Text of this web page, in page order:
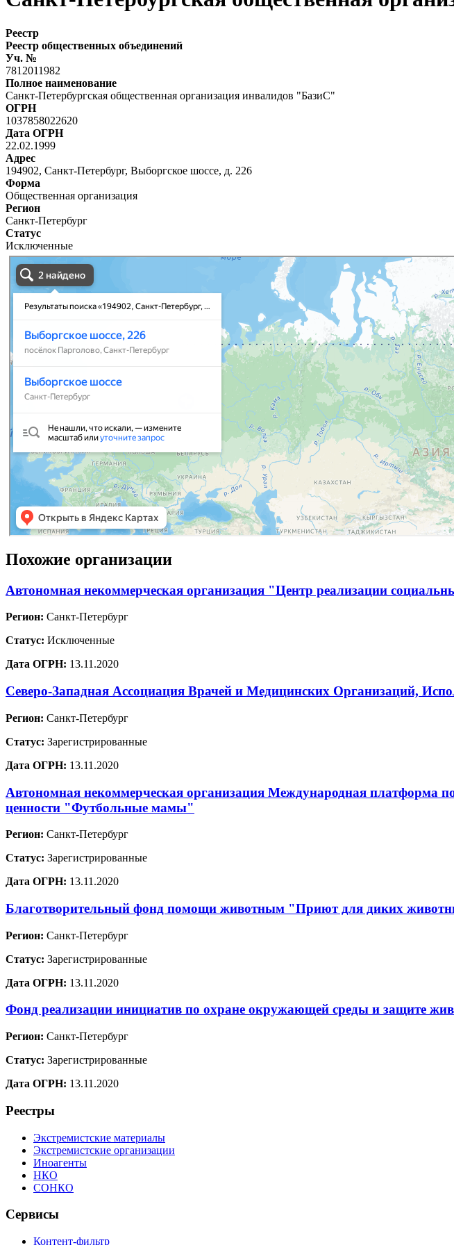
Реестр
Реестр общественных объединений
Уч. №
7812011982
Полное наименование
Санкт-Петербургская общественная организация инвалидов "БазиС"
ОГРН
1037858022620
Дата ОГРН
22.02.1999
Адрес
194902, Санкт-Петербург, Выборгское шоссе, д. 226
Форма
Общественная организация
Регион
Санкт-Петербург
Статус
Исключенные
Похожие организации
Автономная некоммерческая организация "Центр реализации
Регион: Санкт-Петербург
Статус: Исключенные
Дата ОГРН: 13.11.2020
Северо-Западная Ассоциация Врачей и Медицинских Организаций,
Регион: Санкт-Петербург
Статус: Зарегистрированные
Дата ОГРН: 13.11.2020
Автономная некоммерческая организация Международная платформа
ценности "Футбольные мамы"
Регион: Санкт-Петербург
Статус: Зарегистрированные
Дата ОГРН: 13.11.2020
Благотворительный фонд помощи животным "Приют для диких
Регион: Санкт-Петербург
Статус: Зарегистрированные
Дата ОГРН: 13.11.2020
Фонд реализации инициатив по охране окружающей среды и защите
Регион: Санкт-Петербург
Статус: Зарегистрированные
Дата ОГРН: 13.11.2020
Реестры
Экстремистские материалы
Экстремистские организации
Иноагенты
НКО
СОНКО
Сервисы
Контент-фильтр